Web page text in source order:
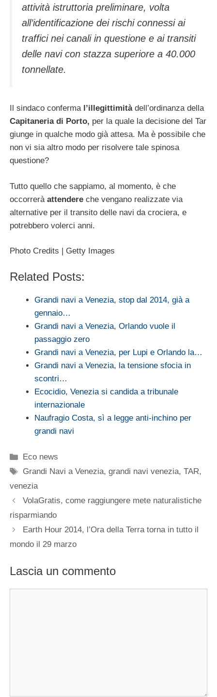
attività istruttoria preliminare, volta
all’identificazione dei rischi connessi ai
traffici nei canali in questione e ai transiti
delle navi con stazza superiore a 40.000
tonnellate.
Il sindaco conferma l’illegittimitàdell’ordinanza della
Capitaneria di Porto, per la quale la decisione del Tar
giunge in qualche modo già attesa. Ma è possibile che
non vi sia altro modo per risolvere tale spinosa
questione?
Tutto quello che sappiamo, al momento, è che
occorrerà attendere che vengano realizzate via
alternative per il transito delle navi da crociera, e
potrebbero volerci anni.
Photo Credits | Getty Images
Related Posts:
Grandi navi a Venezia, stop dal 2014, già a
gennaio…
Grandi navi a Venezia, Orlando vuole il
passaggio zero
Grandi navi a Venezia, per Lupi e Orlando la…
Grandi navi a Venezia, la tensione sfocia in
scontri…
Ecocidio, Venezia si candida a tribunale
internazionale
Naufragio Costa, sì a legge anti-inchino per
grandi navi
Categorie
Eco news
Tag
Grandi Navi a Venezia,grandi navi venezia,TAR,
venezia
VolaGratis, come raggiungere mete naturalistiche
risparmiando
Earth Hour 2014, l’Ora della Terra torna in tutto il
mondo il 29 marzo
Lascia un commento